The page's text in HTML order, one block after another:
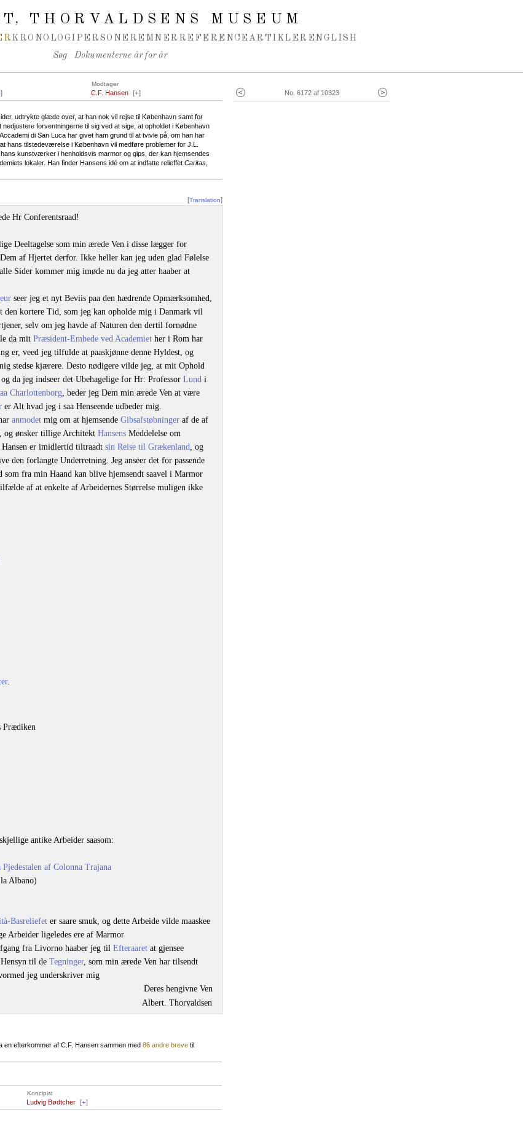
, THORVALDSENS MUSEUM
KRONOLOGI PERSONER EMNER REFERENCEARTIKLER ENGLISH
Søg Dokumenterne år for år
No. 6172 af 10323
Modtager
] C.F. Hansen [+]
udtrykte glæde over, at han nok vil rejse til København samt for
forventningerne til sig ved at sige, at opholdet i København
di San Luca har givet ham grund til at tvivle på, om han har
tilstedeværelse i København vil medføre problemer for J.L.
kunstværker i henholdsvis marmor og gips, der kan hjemsendes
lokaler. Han finder Hansens idé om at indfatte relieffet Caritas
[Translation]
Hr Conferentsraad!
Deeltagelse som min ærede Ven i disse lægger for
af Hjertet derfor. Ikke heller kan jeg uden glad Følelse
Sider kommer mig imøde nu da jeg atter haaber at
seer jeg et nyt Beviis paa den hædrende Opmærksomhed,
den kortere Tid, som jeg kan opholde mig i Danmark vil
selv om jeg havde af Naturen den dertil fornødne
da mit Præsident-Embede ved Academiet her i Rom har
er, veed jeg tilfulde at paaskjønne denne Hyldest, og
stedse kjærere. Desto nødigere vilde jeg, at mit Ophold
da jeg indseer det Ubehagelige for Hr: Professor Lund i
Charlottenborg, beder jeg Dem min ærede Ven at være
er Alt hvad jeg i saa Henseende udbeder mig.
anmodet mig om at hjemsende Gibsafstøbninger af de af
og ønsker tillige Architekt Hansens Meddelelse om
er imidlertid tiltraadt sin Reise til Grækenland, og
den forlangte Underretning. Jeg anseer det for passende
fra min Haand kan blive hjemsendt saavel i Marmor
af at enkelte af Arbeidernes Størrelse muligen ikke
.
Prædiken
antike Arbeider saasom:
af Colonna Trajana
Albano)
Basreliefet er saare smuk, og dette Arbeide vilde maaskee
Arbeider ligeledes ere af Marmor
fra Livorno haaber jeg til Efteraaret at gjensee
til de Tegninger, som min ærede Ven har tilsendt
jeg underskriver mig
Deres hengivne Ven
Albert. Thorvaldsen
efterkommer af C.F. Hansen sammen med 86 andre breve til
Koncipist
Ludvig Bødtcher [+]